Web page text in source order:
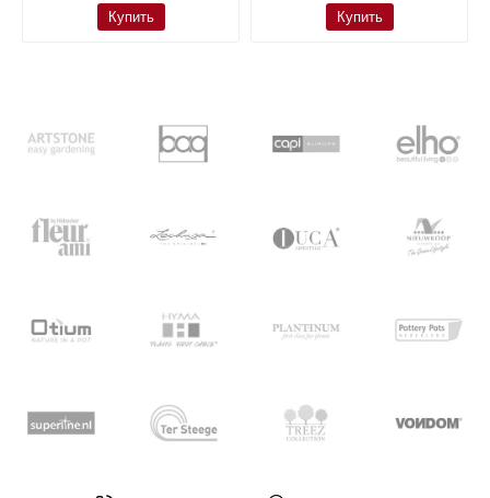
Купить Купить